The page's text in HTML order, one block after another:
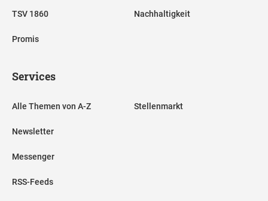
TSV 1860
Promis
Nachhaltigkeit
Services
Alle Themen von A-Z
Newsletter
Messenger
RSS-Feeds
Stellenmarkt